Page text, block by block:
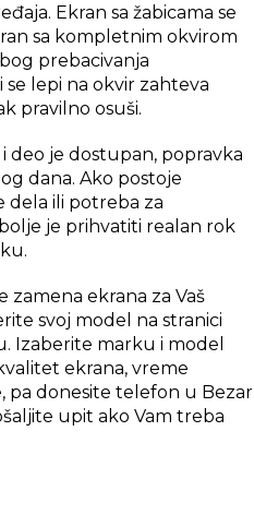
Ekran sa žabicama se
sa kompletnim okvirom
prebacivanja
lepi na okvir zahteva
pravilno osuši.
deo je dostupan, popravka
dana. Ako postoje
dela ili potreba za
je prihvatiti realan rok
zamena ekrana za Vaš
svoj model na stranici
. Izaberite marku i model
ekrana, vreme
pa donesite telefon u Bezar
upit ako Vam treba